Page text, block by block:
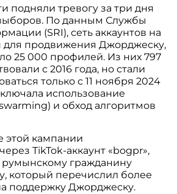
подняли тревогу за три дня
По данным Службы
(SRI), сеть аккаунтов на
для продвижения Джорджеску,
25 000 профилей. Из них 797
с 2016 года, но стали
только с 11 ноября 2024
использование
и обход алгоритмов
этой кампании
TikTok-аккаунт «bogpr»,
гражданину
который перечислил более
поддержку Джорджеску.